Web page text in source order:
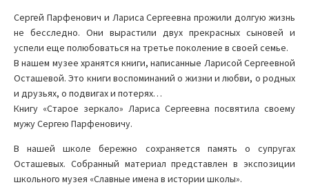
Сергей Парфенович и Лариса Сергеевна прожили долгую жизнь
не бесследно. Они вырастили двух прекрасных сыновей и
успели еще полюбоваться на третье поколение в своей семье.
В нашем музее хранятся книги, написанные Ларисой Сергеевной
Осташевой. Это книги воспоминаний о жизни и любви, о родных
и друзьях, о подвигах и потерях…
Книгу «Старое зеркало» Лариса Сергеевна посвятила своему
мужу Сергею Парфеновичу.
В нашей школе бережно сохраняется память о супругах
Осташевых. Собранный материал представлен в экспозиции
школьного музея «Славные имена в истории школы».